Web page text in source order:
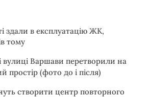
здали в експлуатацію ЖК,
тому
вулиці Варшави перетворили на
простір (фото до і після)
створити центр повторного